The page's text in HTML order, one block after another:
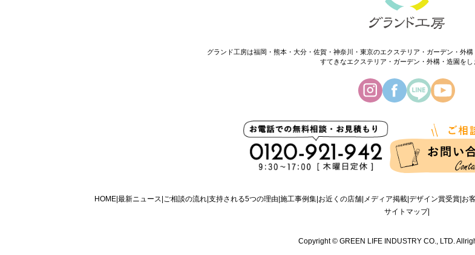
グランド工房は福岡・熊本・大分・佐賀・神奈川・東京のエクステリア・ガーデン・外
すてきなエクステリア・ガーデン・外構・造園をし
HOME 最新ニュース ご相談の流れ 支持される5つの理由 施工事例集 お近くの店舗 メディア掲載 デザイン賞受賞 お
サイトマップ
Copyright © GREEN LIFE INDUSTRY CO., LTD.